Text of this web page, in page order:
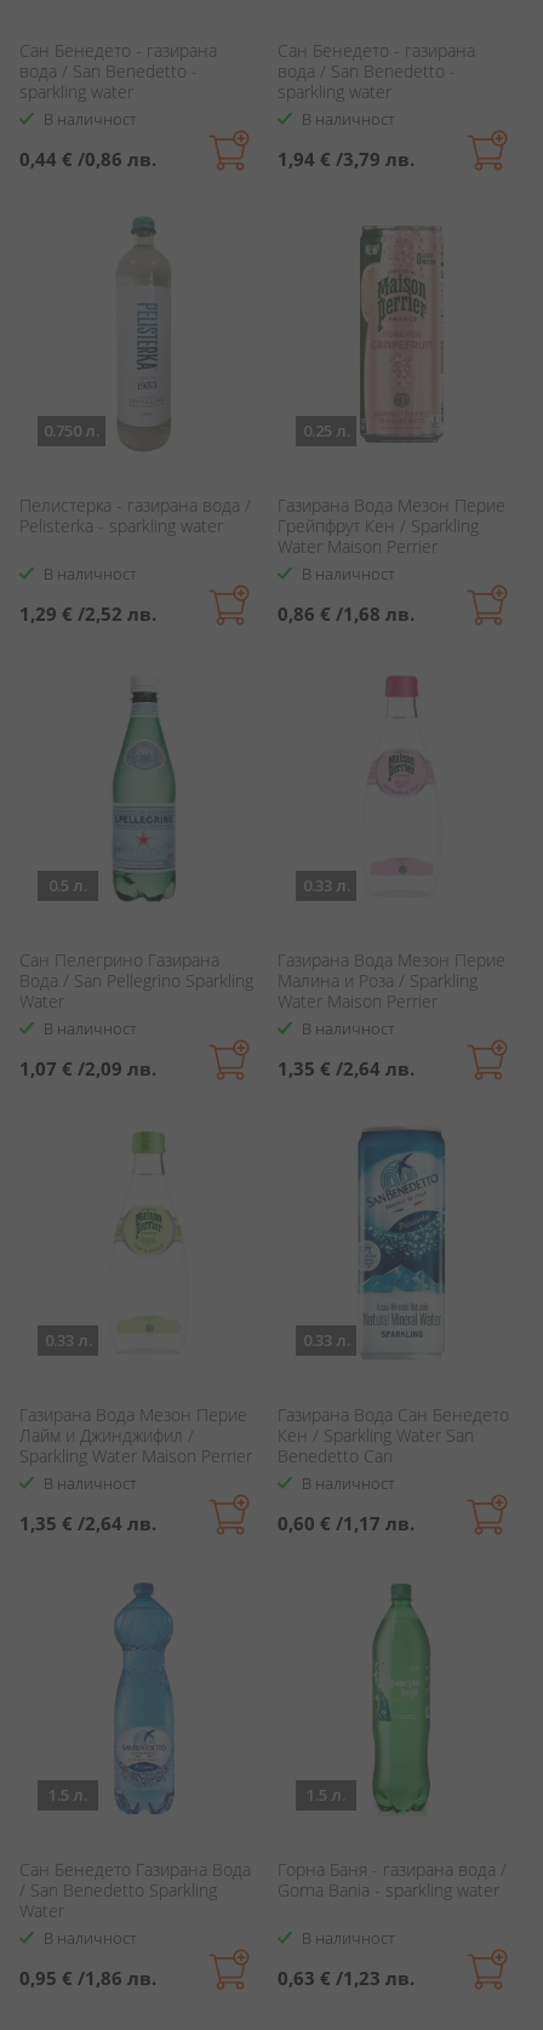
Сан Бенедето - газирана
вода / San Benedetto -
sparkling water
В наличност
0,44 € /0,86 лв.
Сан Бенедето - газирана
вода / San Benedetto -
sparkling water
В наличност
1,94 € /3,79 лв.
0.750 л.
Пелистерка - газирана вода /
Pelisterka - sparkling water
В наличност
1,29 € /2,52 лв.
0.25 л.
Газирана Вода Мезон Перие
Грейпфрут Кен / Sparkling
Water Maison Perrier
Grapefruit
В наличност
0,86 € /1,68 лв.
0.5 л.
Сан Пелегрино Газирана
Вода / San Pellegrino Sparkling
Water
В наличност
1,07 € /2,09 лв.
0.33 л.
Газирана Вода Мезон Перие
Малина и Роза / Sparkling
Water Maison Perrier
Raspberry & Rose
В наличност
1,35 € /2,64 лв.
0.33 л.
Газирана Вода Мезон Перие
Лайм и Джинджифил /
Sparkling Water Maison Perrier
Lime & Ginger
В наличност
1,35 € /2,64 лв.
0.33 л.
Газирана Вода Сан Бенедето
Кен / Sparkling Water San
Benedetto Can
В наличност
0,60 € /1,17 лв.
1.5 л.
Сан Бенедето Газирана Вода
/ San Benedetto Sparkling
Water
В наличност
0,95 € /1,86 лв.
1.5 л.
Горна Баня - газирана вода /
Gorna Bania - sparkling water
В наличност
0,63 € /1,23 лв.